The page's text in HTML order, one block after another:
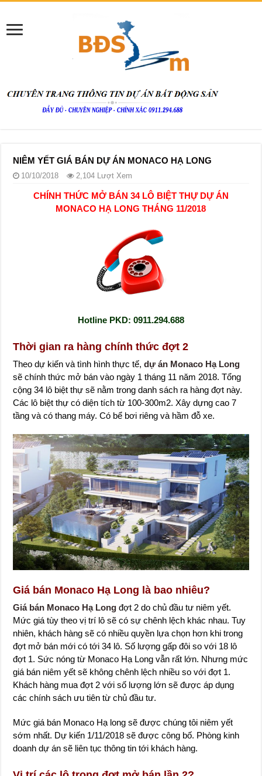
NIÊM YẾT GIÁ BÁN DỰ ÁN MONACO HẠ LONG
10/10/2018 2,104 Lượt Xem
CHÍNH THỨC MỞ BÁN 34 LÔ BIỆT THỰ DỰ ÁN
MONACO HẠ LONG THÁNG 11/2018
Hotline PKD: 0911.294.688
Thời gian ra hàng chính thức đợt 2
Theo dự kiến và tình hình thực tế,dự án Monaco Hạ Long
sẽ chính thức mở bán vào ngày 1 tháng 11 năm 2018. Tổng
cộng 34 lô biệt thự sẽ nằm trong danh sách ra hàng đợt này.
Các lô biệt thự có diện tích từ 100-300m2. Xây dựng cao 7
tầng và có thang máy. Có bể bơi riêng và hầm đỗ xe.
Giá bán Monaco Hạ Long là bao nhiêu?
Giá bán Monaco Hạ Long đợt 2 do chủ đầu tư niêm yết.
Mức giá tùy theo vị trí lô sẽ có sự chênh lệch khác nhau. Tuy
nhiên, khách hàng sẽ có nhiều quyền lựa chọn hơn khi trong
đợt mở bán mới có tới 34 lô. Số lượng gấp đôi so với 18 lô
đợt 1. Sức nóng từ Monaco Hạ Long vẫn rất lớn. Nhưng mức
giá bán niêm yết sẽ không chênh lệch nhiều so với đợt 1.
Khách hàng mua đợt 2 với số lượng lớn sẽ được áp dụng
các chính sách ưu tiên từ chủ đầu tư.
Mức giá bán Monaco Hạ long sẽ được chúng tôi niêm yết
sớm nhất. Dự kiến 1/11/2018 sẽ được công bố. Phòng kinh
doanh dự án sẽ liên tục thông tin tới khách hàng.